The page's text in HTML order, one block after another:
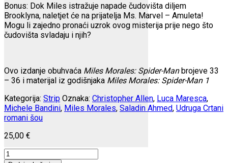
Bonus: Dok Miles istražuje napade čudovišta diljem
Brooklyna, naletjet će na prijatelja Ms. Marvel – Amuleta!
Mogu li zajedno pronaći uzrok ovog misterija prije nego što
čudovišta svladaju i njih?
Ovo izdanje obuhvaća Miles Morales: Spider-Manbrojeve 33
– 36 i materijal iz godišnjaka Miles Morales: Spider-Man 1
Kategorija: Strip Oznaka: Christopher Allen, Luca Maresca,
Michele Bandini, Miles Morales, Saladin Ahmed, Udruga Crtani
romani šou
25,00 €
Miles